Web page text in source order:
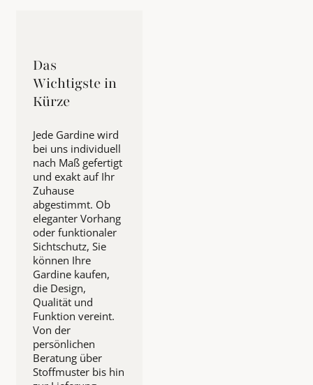
Das
Wichtigste in
Kürze
Jede Gardine wird
bei uns individuell
nach Maß gefertigt
und exakt auf Ihr
Zuhause
abgestimmt. Ob
eleganter Vorhang
oder funktionaler
Sichtschutz, Sie
können Ihre
Gardine kaufen,
die Design,
Qualität und
Funktion vereint.
Von der
persönlichen
Beratung über
Stoffmuster bis hin